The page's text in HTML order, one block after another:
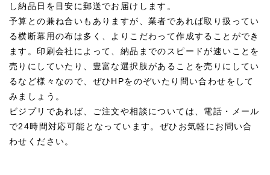
し納品日を目安に郵送でお届けします。
予算との兼ね合いもありますが、業者であれば取り扱ってい
る横断幕用の布は多く、よりこだわって作成することができ
ます。印刷会社によって、納品までのスピードが速いことを
売りにしていたり、豊富な選択肢があることを売りにしてい
るなど様々なので、ぜひHPをのぞいたり問い合わせをして
みましょう。
ビジプリであれば、ご注文や相談については、電話・メール
で24時間対応可能となっています。ぜひお気軽にお問い合
わせください。